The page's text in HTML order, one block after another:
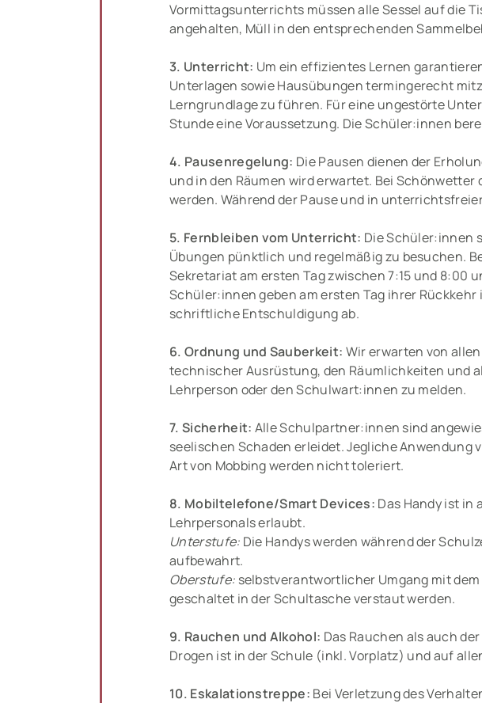
Vormittagsunterrichts müssen alle Sessel auf die
angehalten, Müll in den entsprechenden
3. Unterricht: Um ein effizientes Lernen
Unterlagen sowie Hausübungen termingerecht
Lerngrundlage zu führen. Für eine ungestörte
Stunde eine Voraussetzung. Die Schüler:innen
4. Pausenregelung: Die Pausen dienen der
und in den Räumen wird erwartet. Bei
werden. Während der Pause und in
5. Fernbleiben vom Unterricht: Die Schüler:innen
Übungen pünktlich und regelmäßig zu besuchen.
Sekretariat am ersten Tag zwischen 7:15 und 8:00
Schüler:innen geben am ersten Tag ihrer
schriftliche Entschuldigung ab.
6. Ordnung und Sauberkeit: Wir erwarten von
technischer Ausrüstung, den Räumlichkeiten und
Lehrperson oder den Schulwart:innen zu melden.
7. Sicherheit: Alle Schulpartner:innen sind
seelischen Schaden erleidet. Jegliche Anwendung
Art von Mobbing werden nicht toleriert.
8. Mobiltelefone/Smart Devices: Das Handy ist in
Lehrpersonals erlaubt.
Unterstufe: Die Handys werden während der
aufbewahrt.
Oberstufe: selbstverantwortlicher Umgang mit
geschaltet in der Schultasche verstaut werden.
9. Rauchen und Alkohol: Das Rauchen als auch
Drogen ist in der Schule (inkl. Vorplatz) und auf
10. Eskalationstreppe: Bei Verletzung des